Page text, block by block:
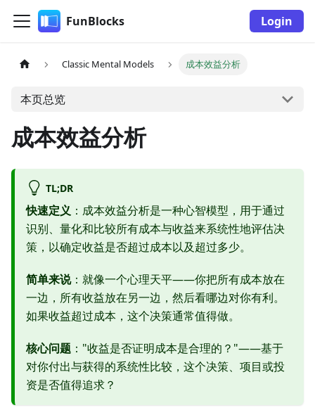
FunBlocks Login
Classic Mental Models 成本效益分析
本页总览
成本效益分析
TL;DR
快速定义 ：成本效益分析是一种心智模型，用于通过
识别、量化和比较所有成本与收益来系统性地评估决
策，以确定收益是否超过成本以及超过多少。
简单来说：就像一个心理天平——你把所有成本放在
一边，所有收益放在另一边，然后看哪边对你有利。
如果收益超过成本，这个决策通常值得做。
核心问题 ："收益是否证明成本是合理的？"——基于
对你付出与获得的系统性比较，这个决策、项目或投
资是否值得追求？